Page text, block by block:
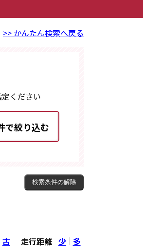
>> かんたん検索へ戻る
ください
古 走行距離 少 多